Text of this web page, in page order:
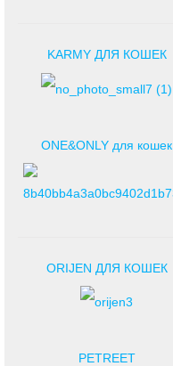
KARMY ДЛЯ КОШЕК
ONE&ONLY для кошек
ORIJEN ДЛЯ КОШЕК
PETREET